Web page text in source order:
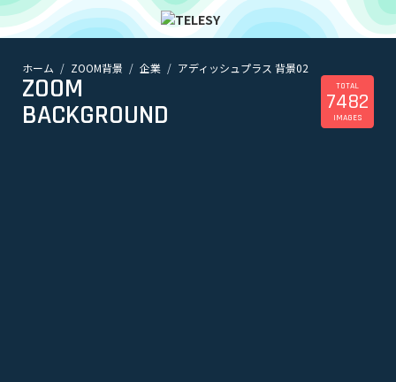
ホーム
ホーム ZOOM背景 企業 アディッシュプラス 背景02
ZOOM
BACKGROUND
TOTAL
7482
IMAGES